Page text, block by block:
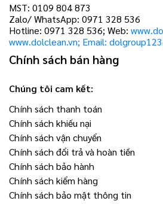
MST: 0109 804 873
Zalo/ WhatsApp: 0971 328 536
Hotline: 0971 328 536; Web:
www.dolclean.vn; Email:
Chính sách bán hàng
Chúng tôi cam kết:
Chính sách thanh toán
Chính sách khiếu nại
Chính sách vận chuyển
Chính sách đổi trả và hoàn tiền
Chính sách bảo hành
Chính sách kiểm hàng
Chính sách bảo mật thông tin